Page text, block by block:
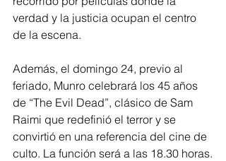
verdad y la justicia ocupan el centro
de la escena.
Además, el domingo 24, previo al
feriado, Munro celebrará los 45 años
de “The Evil Dead”, clásico de Sam
Raimi que redefinió el terror y se
convirtió en una referencia del cine de
culto. La función será a las 18.30 horas.